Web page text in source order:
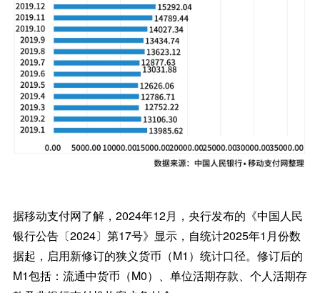
据移动支付网了解，2024年12月，央行发布的《中国人民
银行公告〔2024〕第17号》显示，自统计2025年1月份数
据起，启用新修订的狭义货币（M1）统计口径。修订后的
M1包括：流通中货币（M0）、单位活期存款、个人活期存